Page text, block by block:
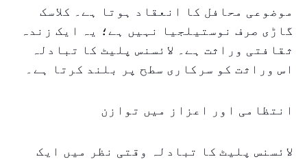
موضوعی محافل کا انعقاد ہوتا ہے۔ کلاسک
گاڑی صرف نوستیلجیا نہیں ہے؛ یہ ایک زندہ
ثقافتی وراثت ہے۔ لائسنس پلیٹ کا تبادلہ
اس وراثت کو سرکاری سطح پر بلند کرتا ہے۔
انتظامی اور اعزاز میں توازن
لائسنس پلیٹ کا تبادلہ وقتی نظر میں ایک